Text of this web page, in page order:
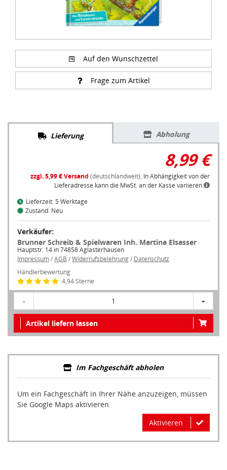
Auf den Wunschzettel
Frage zum Artikel
Lieferung Abholung
8,99 €
zzgl. 5,99 € Versand (deutschlandweit), In Abhängigkeit von der
Lieferadresse kann die MwSt. an der Kasse variieren.
Lieferzeit: 5 Werktage
Zustand: Neu
Verkäufer:
Brunner Schreib & Spielwaren Inh. Martina Elsasser
Hauptstr. 14 in 74858 Aglasterhausen
Impressum/AGB /Widerrufsbelehrung/ Datenschutz
Händlerbewertung
4,94 Sterne
- 1 +
Artikel liefern lassen
Im Fachgeschäft abholen
Um ein Fachgeschäft in Ihrer Nähe anzuzeigen, müssen
Sie Google Maps aktivieren.
Aktivieren